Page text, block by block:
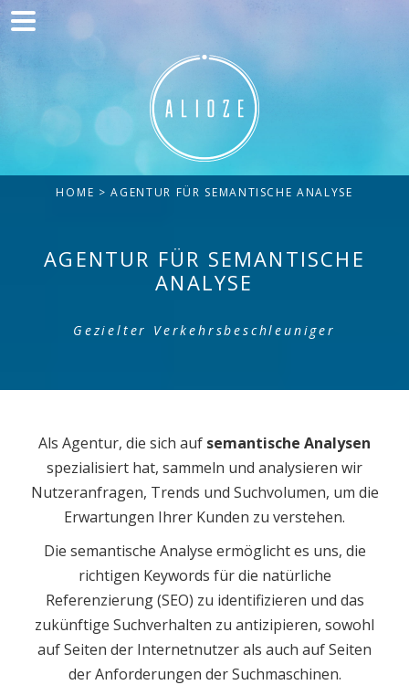
Home
Entwicklung
HOME > AGENTUR FÜR SEMANTISCHE ANALYSE
AGENTUR FÜR SEMANTISCHE
ANALYSE
Gezielter Verkehrsbeschleuniger
Als Agentur, die sich auf semantische Analysen
spezialisiert hat, sammeln und analysieren wir
Nutzeranfragen, Trends und Suchvolumen, um die
Erwartungen Ihrer Kunden zu verstehen.
Die semantische Analyse ermöglicht es uns, die
richtigen Keywords für die natürliche
Referenzierung (SEO) zu identifizieren und das
zukünftige Suchverhalten zu antizipieren, sowohl
auf Seiten der Internetnutzer als auch auf Seiten
der Anforderungen der Suchmaschinen.